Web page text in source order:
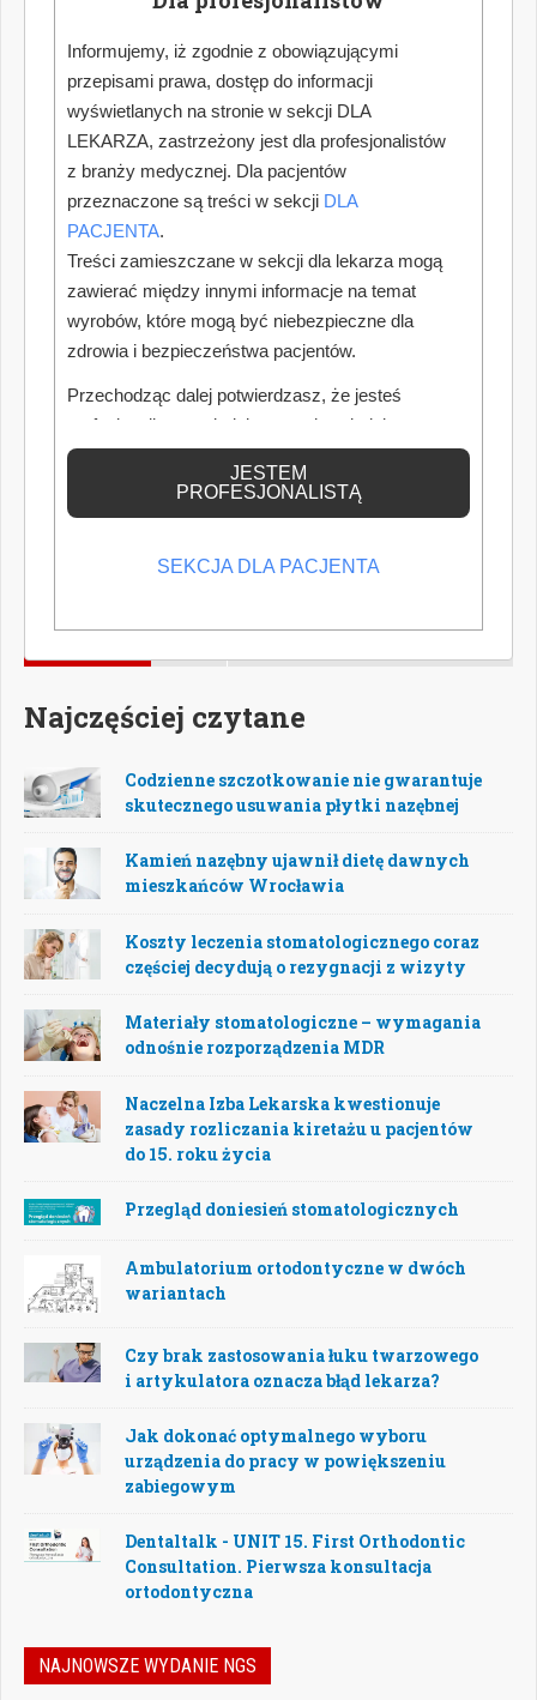
Najczęściej czytane
Codzienne szczotkowanie nie gwarantuje
skutecznego usuwania płytki nazębnej
Kamień nazębny ujawnił dietę dawnych
mieszkańców Wrocławia
Koszty leczenia stomatologicznego coraz
częściej decydują o rezygnacji z wizyty
Materiały stomatologiczne – wymagania
odnośnie rozporządzenia MDR
Naczelna Izba Lekarska kwestionuje
zasady rozliczania kiretażu u pacjentów
do 15. roku życia
Przegląd doniesień stomatologicznych
Ambulatorium ortodontyczne w dwóch
wariantach
Czy brak zastosowania łuku twarzowego
i artykulatora oznacza błąd lekarza?
Jak dokonać optymalnego wyboru
urządzenia do pracy w powiększeniu
zabiegowym
Dentaltalk - UNIT 15. First Orthodontic
Consultation. Pierwsza konsultacja
ortodontyczna
NAJNOWSZE WYDANIE NGS
Informujemy, iż zgodnie z obowiązującymi
przepisami prawa, dostęp do informacji
wyświetlanych na stronie w sekcji DLA
LEKARZA, zastrzeżony jest dla profesjonalistów
z branży medycznej. Dla pacjentów
przeznaczone są treści w sekcji DLA
PACJENTA.
Treści zamieszczane w sekcji dla lekarza mogą
zawierać między innymi informacje na temat
wyrobów, które mogą być niebezpieczne dla
zdrowia i bezpieczeństwa pacjentów.
Przechodząc dalej potwierdzasz, że jesteś
profesjonalistą posiadającym odpowiednią
wiedzę medyczną.
JESTEM
PROFESJONALISTĄ
SEKCJA DLA PACJENTA